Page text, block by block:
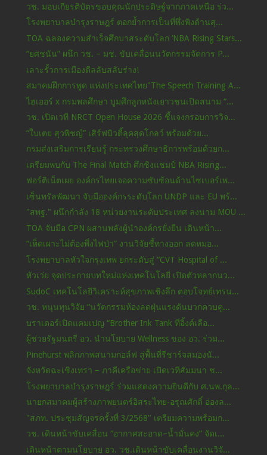
วช. มอบเกียรติบัตรขอบคุณนักประดิษฐ์จากภาคเหนือ ร่ว...
โรงพยาบาลบำรุงราษฎร์ ตอกย้ำการเป็นที่พึ่งพิงด้านสุ...
TOA ฉลองความสำเร็จศึกบาสระดับโลก ‘NBA Rising Stars...
“ยศชนัน” ผนึก วช. – มช. ขับเคลื่อนนวัตกรรมจัดการ P...
เลาะรั้วการเมืองดีลลับสลับร่าง!
สมาคมฝึกการพูด แห่งประเทศไทย"The Speech Training A...
ไฮเออร์ x กรมพลศึกษา บูมศึกลูกหนังเยาวชนเปิดสนาม “...
วช. เปิดเวที NRCT Open House 2026 ชี้แจงกรอบการวิจ...
“ใบเตย สุวพิชญ์” เสิร์ฟบิวตี้ลุคสุดโกลว์ พร้อมด้วย...
กรมส่งเสริมการเรียนรู้ กระทรวงศึกษาธิการพร้อมด้วยก...
เตรียมพบกับ The Final Match ศึกชิงแชมป์ NBA Rising...
ฟอร์ติเน็ตเผย องค์กรไทยเจอความซับซ้อนด้านไซเบอร์เพ...
เซ็นทรัลพัฒนา จับมือองค์กรระดับโลก UNDP และ EU พร้...
"สพฐ." ผนึกกำลัง 18 หน่วยงานระดับประเทศ ลงนาม MOU ...
TOA จับมือ CPN ผสานพลังผู้นำองค์กรยั่งยืน เดินหน้า...
“เห็ดเผาะไม่ต้องพึ่งไฟป่า” งานวิจัยชี้ทางออก ลดหมอ...
โรงพยาบาลหัวใจกรุงเทพ ยกระดับสู่ “CVT Hospital of ...
หัวเว่ย จุดประกายบทใหม่แห่งเทคโนโลยี เปิดตัวหลากนว...
SudoC เทคโนโลยีวิเคราะห์สุขภาพเชิงลึก ตอบโจทย์เทรน...
วช. หนุนทุนวิจัย “นวัตกรรมห้องลดฝุ่นแรงดันบวกควบคู...
บราเดอร์เปิดแคมเปญ “Brother Ink Tank ที่อิ้งค์เลือ...
ผู้ช่วยรัฐมนตรี อว. นำนโยบาย Wellness ของ อว. ร่วม...
Pinehurst พลิกภาพสนามกอล์ฟ สู่พื้นที่รีชาร์จสมองนั...
จังหวัดฉะเชิงเทรา – ภาคีเครือข่าย เปิดเวทีสัมมนา ช...
โรงพยาบาลบำรุงราษฎร์ ร่วมแสดงความยินดีกับ ศ.นพ.กุล...
นายกสมาคมผู้สร้างภาพยนตร์อิสระไทย-อรุณศักดิ์ อ่องล...
"สภท. ประชุมสัญจรครั้งที่ 3/2568" เตรียมความพร้อมก...
วช. เดินหน้าขับเคลื่อน “อากาศสะอาด–น้ำมั่นคง” จัดเ...
เดินหน้าตามนโยบาย อว. วช.เดินหน้าขับเคลื่อนงานวิจั...